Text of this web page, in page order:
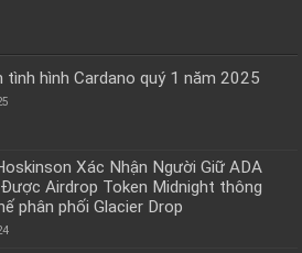
tình hình Cardano quý 1 năm 2025
Xác Nhận Người Giữ ADA
Airdrop Token Midnight thông
phân phối Glacier Drop